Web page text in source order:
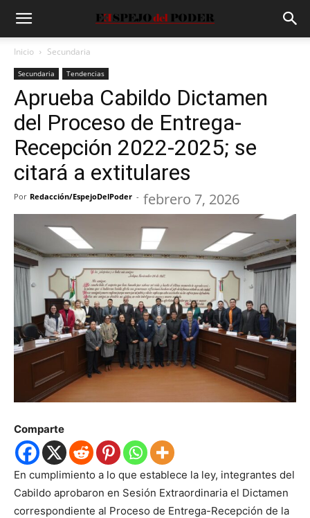
Inicio Secundaria
Secundaria Tendencias
Aprueba Cabildo Dictamen
del Proceso de Entrega-
Recepción 2022-2025; se
citará a extitulares
Por Redacción/EspejoDelPoder - febrero 7, 2026
Comparte
En cumplimiento a lo que establece la ley, integrantes del
Cabildo aprobaron en Sesión Extraordinaria el Dictamen
correspondiente al Proceso de Entrega-Recepción de la